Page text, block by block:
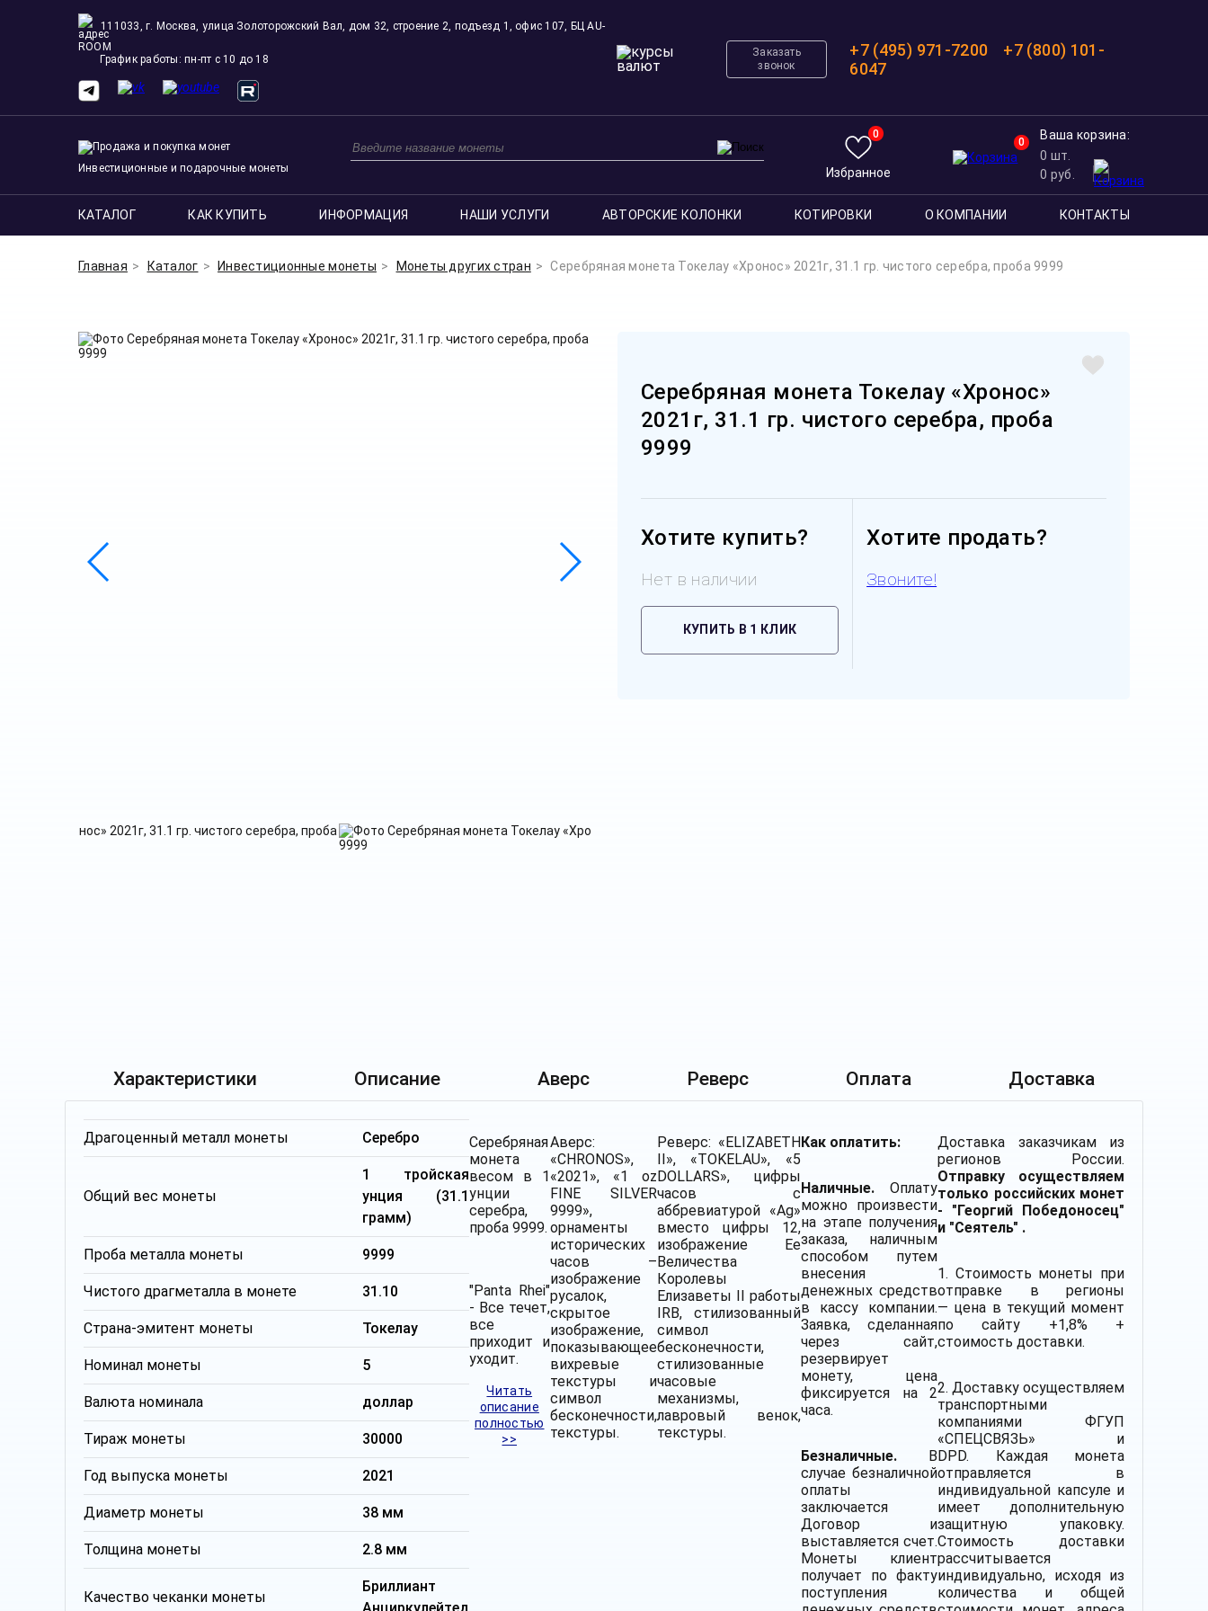
111033, г. Москва, улица Золоторожский Вал, дом 32, строение 2, подъезд 1, офис 107, БЦ AU-
ROOM
График работы: пн-пт с 10 до 18
Заказать
звонок
+7 (495) 971-7200
+7 (800) 101-
6047
Инвестиционные и подарочные монеты
0
Избранное
0
Ваша корзина:
0 шт.
0 руб.
КАТАЛОГ КАК КУПИТЬ ИНФОРМАЦИЯ НАШИ УСЛУГИ АВТОРСКИЕ КОЛОНКИ КОТИРОВКИ О КОМПАНИИ КОНТАКТЫ
Главная Каталог Инвестиционные монеты Монеты других стран Серебряная монета Токелау «Хронос» 2021г, 31.1 гр. чистого серебра, проба 9999
Серебряная монета Токелау «Хронос»
2021г, 31.1 гр. чистого серебра, проба
9999
Хотите купить?
Нет в наличии
КУПИТЬ В 1 КЛИК
Хотите продать?
Звоните!
Характеристики Описание Аверс Реверс Оплата Доставка
Драгоценный металл монеты Серебро
Общий вес монеты
1 тройская
унция (31.1
грамм)
Проба металла монеты 9999
Чистого драгметалла в монете 31.10
Страна-эмитент монеты Токелау
Номинал монеты 5
Валюта номинала доллар
Тираж монеты 30000
Год выпуска монеты 2021
Диаметр монеты 38 мм
Толщина монеты 2.8 мм
Качество чеканки монеты
Бриллиант
Анциркулейтед
Серебряная
монета
весом в 1
унции
серебра,
проба 9999.
"Panta Rhei"
- Все течет,
все
приходит и
уходит.
Читать
описание
полностью
>>
Аверс:
«CHRONOS»,
«2021», «1 oz
FINE SILVER
9999»,
орнаменты
исторических
часов –
изображение
русалок,
скрытое
изображение,
показывающее
вихревые
текстуры и
символ
бесконечности,
текстуры.
Реверс: «ELIZABETH
II», «TOKELAU», «5
DOLLARS», цифры
часов с
аббревиатурой «Ag»
вместо цифры 12,
изображение Ее
Величества
Королевы
Елизаветы II работы
IRB, стилизованный
символ
бесконечности,
стилизованные
часовые
механизмы,
лавровый венок,
текстуры.
Как оплатить:
Наличные. Оплату
можно произвести
на этапе получения
заказа, наличным
способом путем
внесения
денежных средств
в кассу компании.
Заявка, сделанная
через сайт,
резервирует
монету, цена
фиксируется на 2
часа.
Безналичные.
В
случае безналичной
оплаты
заключается
Договор и
выставляется счет.
Монеты клиент
получает по факту
поступления
Доставка заказчикам из
регионов России.
Отправку осуществляем
только российских монет
- "Георгий Победоносец"
и "Сеятель" .
1. Стоимость монеты при
отправке в регионы
— цена в текущий момент
по сайту +1,8% +
стоимость доставки.
2. Доставку осуществляем
транспортными
компаниями
ФГУП
«СПЕЦСВЯЗЬ» и
DPD. Каждая монета
отправляется в
индивидуальной капсуле и
имеет дополнительную
защитную упаковку.
Стоимость доставки
рассчитывается
индивидуально, исходя из
количества и общей